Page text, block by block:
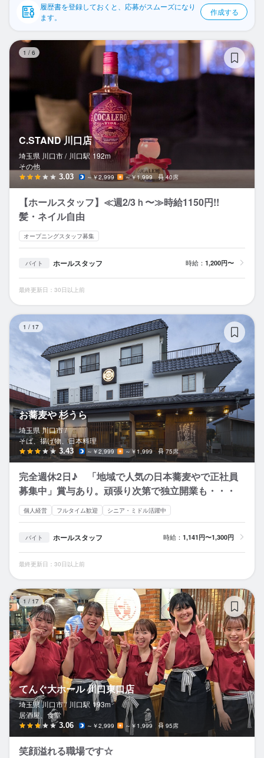
履歴書を登録しておくと、応募がスムーズになり
ます。
作成する
1 / 6
C.STAND 川口店
埼玉県 川口市 / 川口駅 192m
その他
3.03 ～￥2,999 ～￥1,999 40席
【ホールスタッフ】≪週2/3ｈ〜≫時給1150円!!
髪・ネイル自由
オープニングスタッフ募集
バイト ホールスタッフ 時給： 1,200円〜
最終更新日：30日以上前
1 / 17
お蕎麦や 杉うら
埼玉県 川口市 /
そば、揚げ物、日本料理
3.43 ～￥2,999 ～￥1,999 75席
完全週休2日♪ 「地域で人気の日本蕎麦やで正社員
募集中」賞与あり。頑張り次第で独立開業も・・・
個人経営 フルタイム歓迎 シニア・ミドル活躍中
バイト ホールスタッフ 時給： 1,141円〜1,300円
最終更新日：30日以上前
1 / 17
てんぐ大ホール 川口東口店
埼玉県 川口市 / 川口駅 193m
居酒屋、食堂
3.06 ～￥2,999 ～￥1,999 95席
笑顔溢れる職場です☆